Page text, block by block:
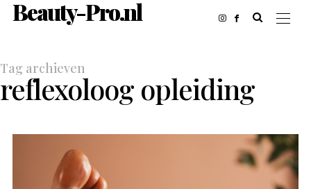
Beauty-Pro.nl
Tag archieven
reflexoloog opleiding